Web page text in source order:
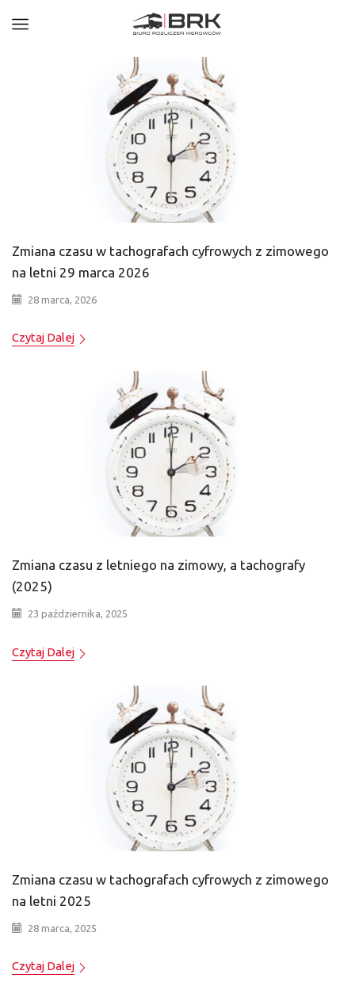
Zmiana czasu w tachografach cyfrowych z zimowego
na letni 29 marca 2026
28 marca, 2026
Czytaj Dalej
Zmiana czasu z letniego na zimowy, a tachografy
(2025)
23 października, 2025
Czytaj Dalej
Zmiana czasu w tachografach cyfrowych z zimowego
na letni 2025
28 marca, 2025
Czytaj Dalej